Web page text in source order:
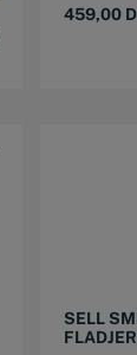
459,00
SELL